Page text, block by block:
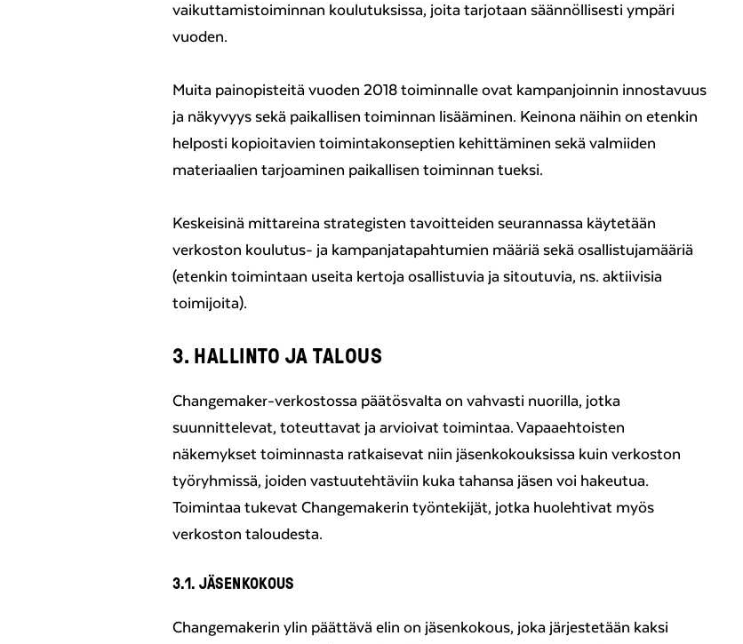
vaikuttamistoiminnan koulutuksissa, joita tarjotaan säännöllisesti ympäri
vuoden.
Muita painopisteitä vuoden 2018 toiminnalle ovat kampanjoinnin innostavuus
ja näkyvyys sekä paikallisen toiminnan lisääminen. Keinona näihin on etenkin
helposti kopioitavien toimintakonseptien kehittäminen sekä valmiiden
materiaalien tarjoaminen paikallisen toiminnan tueksi.
Keskeisinä mittareina strategisten tavoitteiden seurannassa käytetään
verkoston koulutus- ja kampanjatapahtumien määriä sekä osallistujamääriä
(etenkin toimintaan useita kertoja osallistuvia ja sitoutuvia, ns. aktiivisia
toimijoita).
3. HALLINTO JA TALOUS
Changemaker-verkostossa päätösvalta on vahvasti nuorilla, jotka
suunnittelevat, toteuttavat ja arvioivat toimintaa. Vapaaehtoisten
näkemykset toiminnasta ratkaisevat niin jäsenkokouksissa kuin verkoston
työryhmissä, joiden vastuutehtäviin kuka tahansa jäsen voi hakeutua.
Toimintaa tukevat Changemakerin työntekijät, jotka huolehtivat myös
verkoston taloudesta.
3.1. JÄSENKOKOUS
Changemakerin ylin päättävä elin on jäsenkokous, joka järjestetään kaksi